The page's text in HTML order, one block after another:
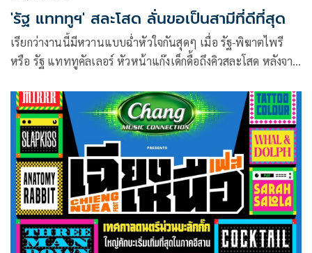
'รัฐ แทททูฯ' สละโสด ลั่นขอเป็นสามีที่ดีที่สุด
เรียกว่างานนี้มีหวานแบบฉ่ำหัวใจกันสุดๆ เมื่อ รัฐ-พิฆาตไพรี
หรือ รัฐ แทททูคัลเลอร์ หัวหน้าแก๊งเด็กดื้อถึงคิวสละโสด หลังจาก
ตุลาคม 2565 ที่ผ่านมา ล่าสุดควงเจ้าสาวคนสวยจัดงานแต่งแบบ
3 งานสุดหวาน เริ่มด้วยงานแต่งแบบพิธีไทยที่บ้านเกิดเจ้าสาว
จังหวัดเลย และจัดงานเลี้ยงเย็นแบบอบอุ่นที่บ้านเกิดเจ้าบ่าว
จังหวัดขอนแก่น ก่อนจะมาจัดงานเลี้ยงฉลองสมรสที่ โรงแรม
โพธาลัย กรุงเทพ ในวันที่ 28 ตุลาคมที่ผ่านมา